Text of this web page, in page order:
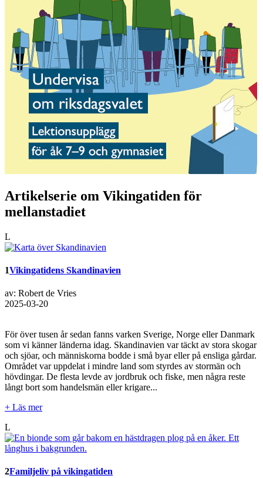
Artikelserie om Vikingatiden för
mellanstadiet
L
1Vikingatidens Skandinavien
av: Robert de Vries
2025-03-20
För över tusen år sedan fanns varken Sverige, Norge eller Danmark
som vi känner länderna idag. Skandinavien var täckt av stora skogar
och sjöar, och människorna bodde i små byar eller på ensliga gårdar.
Området var uppdelat i mindre land som styrdes av stormän och
hövdingar. De flesta levde av jordbruk och fiske, men några reste
långt bort som handelsmän eller krigare...
+ Läs mer
L
2Familjeliv på vikingatiden